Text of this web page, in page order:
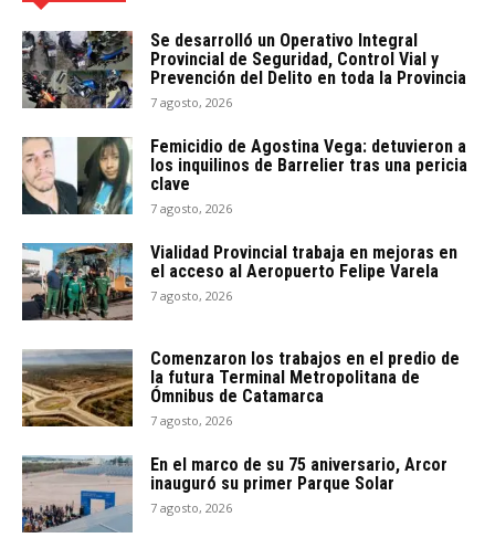
Se desarrolló un Operativo Integral
Provincial de Seguridad, Control Vial y
Prevención del Delito en toda la Provincia
7 agosto, 2026
Femicidio de Agostina Vega: detuvieron a
los inquilinos de Barrelier tras una pericia
clave
7 agosto, 2026
Vialidad Provincial trabaja en mejoras en
el acceso al Aeropuerto Felipe Varela
7 agosto, 2026
Comenzaron los trabajos en el predio de
la futura Terminal Metropolitana de
Ómnibus de Catamarca
7 agosto, 2026
En el marco de su 75 aniversario, Arcor
inauguró su primer Parque Solar
7 agosto, 2026